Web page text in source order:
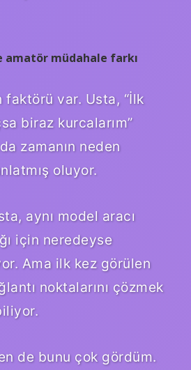
amatör müdahale farkı
faktörü var. Usta, “İlk
biraz kurcalarım”
zamanın neden
oluyor.
aynı model aracı
için neredeyse
Ama ilk kez görülen
noktalarını çözmek
de bunu çok gördüm.